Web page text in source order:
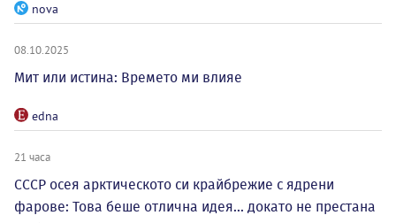
nova
08.10.2025
Мит или истина: Времето ми влияе
edna
21 часа
СССР осея арктическото си крайбрежие с ядрени
фарове: Това беше отлична идея... докато не престана